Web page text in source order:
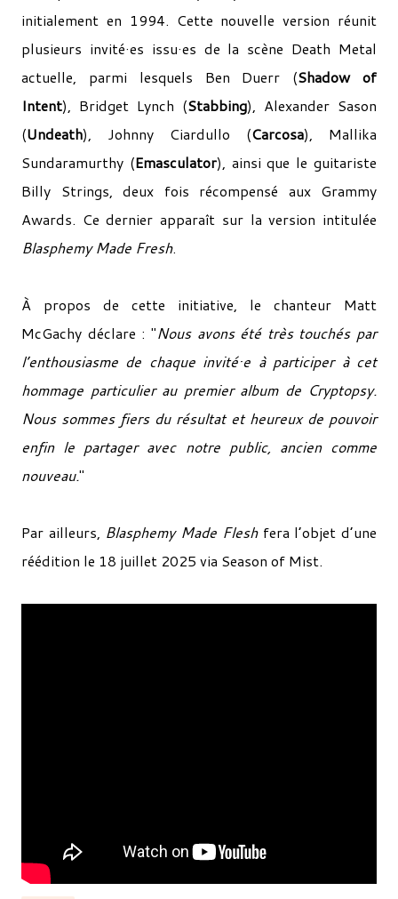
initialement en 1994. Cette nouvelle version réunit
plusieurs invité·es issu·es de la scène Death Metal
actuelle, parmi lesquels Ben Duerr (Shadow of
Intent), Bridget Lynch (Stabbing), Alexander Sason
(Undeath), Johnny Ciardullo (Carcosa), Mallika
Sundaramurthy (Emasculator), ainsi que le guitariste
Billy Strings, deux fois récompensé aux Grammy
Awards. Ce dernier apparaît sur la version intitulée
Blasphemy Made Fresh.
À propos de cette initiative, le chanteur Matt
McGachy déclare : "Nous avons été très touchés par
l’enthousiasme de chaque invité·e à participer à cet
hommage particulier au premier album de Cryptopsy.
Nous sommes fiers du résultat et heureux de pouvoir
enfin le partager avec notre public, ancien comme
nouveau."
Par ailleurs, Blasphemy Made Fleshfera l’objet d’une
réédition le 18 juillet 2025 via Season of Mist.